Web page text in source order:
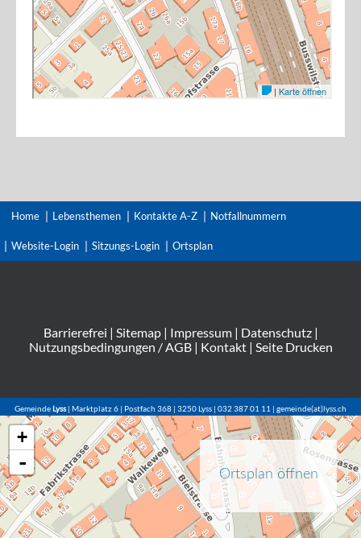
Home Lebensthemen Kontakte A-Z Notfallnummern
Website-Login Sitzungs-Login Ortsplan
Barrierefrei | Sitemap| Impressum| Datenschutz|
Nutzungsbedingungen / AGB| Kontakt| Seite Drucken
GemeindeLyss| Marktplatz 6 | Postfach 368 | 3250 Lyss | 032 387 01 11 | gemeinde(at)lyss.ch